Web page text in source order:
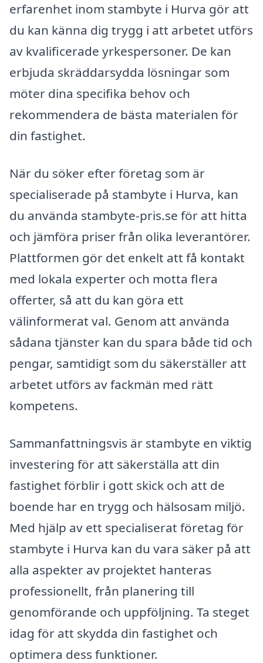
erfarenhet inom stambyte i Hurva gör att
du kan känna dig trygg i att arbetet utförs
av kvalificerade yrkespersoner. De kan
erbjuda skräddarsydda lösningar som
möter dina specifika behov och
rekommendera de bästa materialen för
din fastighet.
När du söker efter företag som är
specialiserade på stambyte i Hurva, kan
du använda stambyte-pris.se för att hitta
och jämföra priser från olika leverantörer.
Plattformen gör det enkelt att få kontakt
med lokala experter och motta flera
offerter, så att du kan göra ett
välinformerat val. Genom att använda
sådana tjänster kan du spara både tid och
pengar, samtidigt som du säkerställer att
arbetet utförs av fackmän med rätt
kompetens.
Sammanfattningsvis är stambyte en viktig
investering för att säkerställa att din
fastighet förblir i gott skick och att de
boende har en trygg och hälsosam miljö.
Med hjälp av ett specialiserat företag för
stambyte i Hurva kan du vara säker på att
alla aspekter av projektet hanteras
professionellt, från planering till
genomförande och uppföljning. Ta steget
idag för att skydda din fastighet och
optimera dess funktioner.